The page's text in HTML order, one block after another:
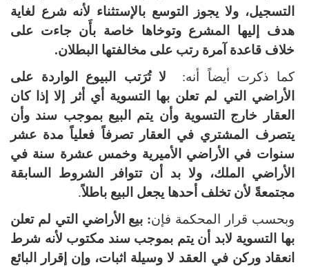
التسجيل، ولا يجوز التوسع بالإستثناء لأنه شرع لغاية
هدف إليها المشرع وتوخاها خاصة بأَن جاءت على
خلاف قاعدة آمرة رتب على مخالفتها البطلان.
كما ذكرت أيضاً أنه: لا تُرَتب البيوع الواردة على
الأراضي التي لم تعلن بها التسوية أي أثر إلا إذا كان
العقار خارج التسوية وأن يتم البيع بموجب سند وأن
يتصرف المشتري في العقار تصرفاً فعلياً مدة عشر
سنوات في الأراضي الأميرية وخمس عشرة سنة في
الأراضي الملك، ولا بد أن تتوافر الشروط السابقة
مجتمعةً لأن تخلف أحدها يجعل البيع باطلاً.
وبحسب قرار المحكمة فإن: بيع الأراضي التي لم تعلن
بها التسوية لابد أن يتم بموجب سند مكتوب لأنه شرط
انعقاد وركن في العقد لا وسيلة اثبات، وإن إقرار البائع